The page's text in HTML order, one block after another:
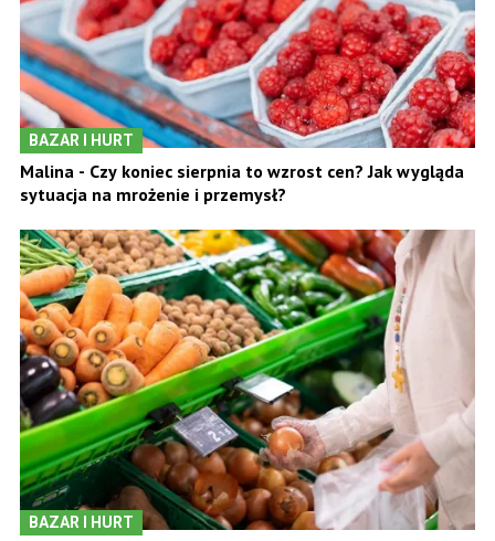
BAZAR I HURT
Malina - Czy koniec sierpnia to wzrost cen? Jak wygląda
sytuacja na mrożenie i przemysł?
BAZAR I HURT